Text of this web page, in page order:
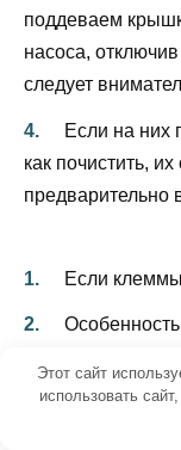
поддеваем
насоса,
следует
Если на них
как почистить,
предварительно
Если
верхней части
отсоединять
Этот сайт
использовать